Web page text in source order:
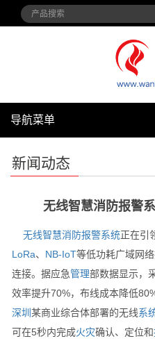
导航菜单
新闻动态
无线智慧消防报警
无线智慧消防报警系统正在引
LoRa、 NB-IoT等低功耗广域网
连接。据应急管理部数据显示，
效率提升70%，布线成本降低
深圳 某商业综合体部署的无线系
可在5秒内完成火灾确认、定位和